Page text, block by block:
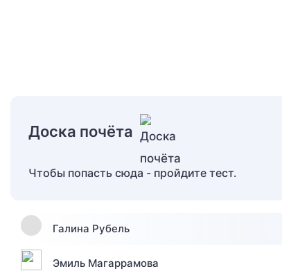
Доска почёта
Чтобы попасть сюда - пройдите тест.
Галина Рубель
Эмиль Магаррамова